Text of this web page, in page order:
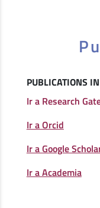
PUBLICATIONS
Ir a Research
Ir a Orcid
Ir a Google
Ir a Academia